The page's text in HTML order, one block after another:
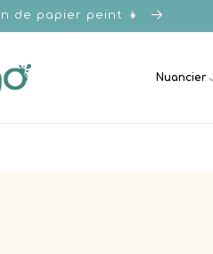
de papier peint 👧
Nuancier